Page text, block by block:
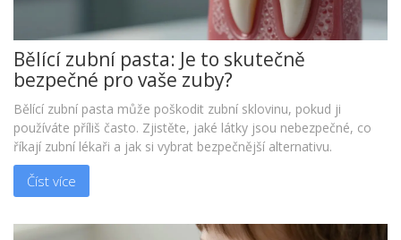
Bělící zubní pasta: Je to skutečně
bezpečné pro vaše zuby?
Bělící zubní pasta může poškodit zubní sklovinu, pokud ji
používáte příliš často. Zjistěte, jaké látky jsou nebezpečné, co
říkají zubní lékaři a jak si vybrat bezpečnější alternativu.
Číst více